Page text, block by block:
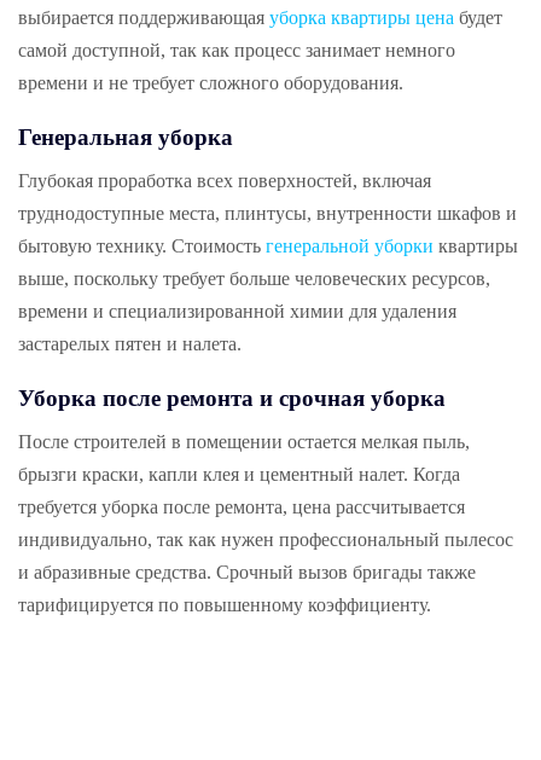
выбирается поддерживающая уборка квартиры цена будет
самой доступной, так как процесс занимает немного
времени и не требует сложного оборудования.
Генеральная уборка
Глубокая проработка всех поверхностей, включая
труднодоступные места, плинтусы, внутренности шкафов и
бытовую технику. Стоимость генеральной уборки квартиры
выше, поскольку требует больше человеческих ресурсов,
времени и специализированной химии для удаления
застарелых пятен и налета.
Уборка после ремонта и срочная уборка
После строителей в помещении остается мелкая пыль,
брызги краски, капли клея и цементный налет. Когда
требуется уборка после ремонта, цена рассчитывается
индивидуально, так как нужен профессиональный пылесос
и абразивные средства. Срочный вызов бригады также
тарифицируется по повышенному коэффициенту.